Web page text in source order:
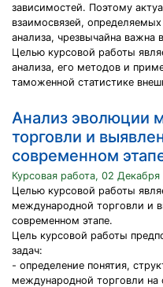
зависимостей. Поэтому
взаимосвязей,
анализа, чрезвычайна важна
Целью курсовой работы
анализа, его методов и
таможенной статистике
Анализ эволюции
торговли и
современном
Курсовая работа, 02 Декабря
Целью курсовой работы
международной торговли и
современном этапе.
Цель курсовой работы
задач:
- определение понятия,
международной торговли на